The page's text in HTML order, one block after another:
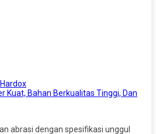
Hardox
Kuat, Bahan Berkualitas Tinggi, Dan
abrasi dengan spesifikasi unggul